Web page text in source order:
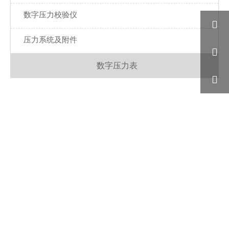
数字压力校验仪
压力系统及附件
数字压力表


